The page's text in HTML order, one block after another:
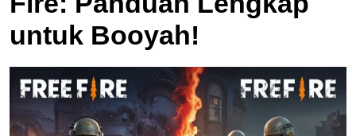
untuk Booyah!